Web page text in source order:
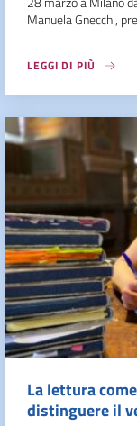
Manuela Gnecchi,
LEGGI DI PIÙ
La lettura
distinguere il